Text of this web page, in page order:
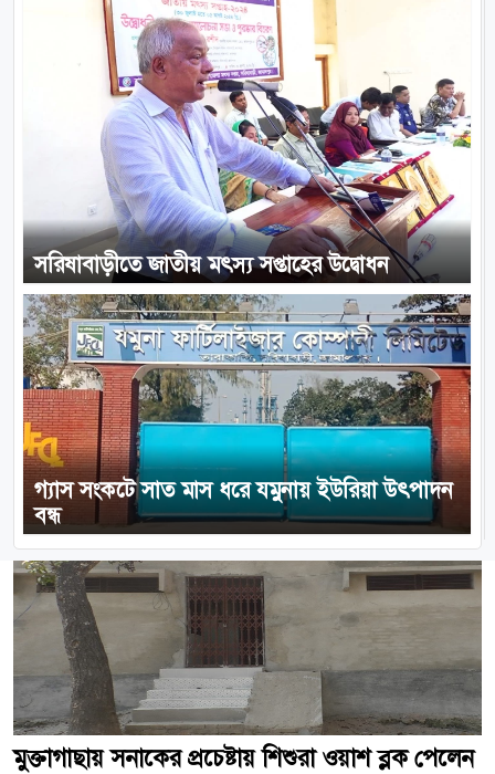
সরিষাবাড়ীতে জাতীয় মৎস্য সপ্তাহের উদ্বোধন
গ্যাস সংকটে সাত মাস ধরে যমুনায় ইউরিয়া উৎপাদন
বন্ধ
মুক্তাগাছায় সনাকের প্রচেষ্টায় শিশুরা ওয়াশ ব্লক পেলেন